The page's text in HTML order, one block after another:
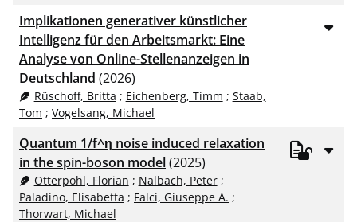
Implikationen generativer künstlicher
Intelligenz für den Arbeitsmarkt: Eine
Analyse von Online-Stellenanzeigen in
Deutschland (2026)
Rüschoff, Britta ; Eichenberg, Timm ; Staab,
Tom ; Vogelsang, Michael
Quantum 1/f^η noise induced relaxation
in the spin-boson model(2025)
Otterpohl, Florian ; Nalbach, Peter;
Paladino, Elisabetta ; Falci, Giuseppe A. ;
Thorwart, Michael